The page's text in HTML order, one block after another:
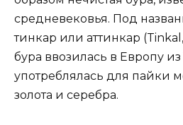
средневековья. Под
тинкар или аттинкар
бура ввозилась в Европу из
употреблялась для пайки
золота и серебра.